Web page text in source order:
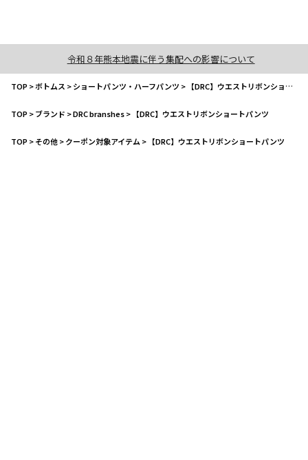
令和８年熊本地震に伴う集配への影響について
TOP>ボトムス >ショートパンツ・ハーフパンツ > 【DRC】ウエストリボンショートパンツ
TOP>ブランド >DRC branshes> 【DRC】ウエストリボンショートパンツ
TOP>その他>クーポン対象アイテム > 【DRC】ウエストリボンショートパンツ